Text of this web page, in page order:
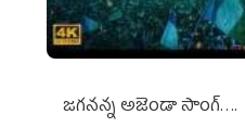
జగనన్న అజెండా సాంగ్….